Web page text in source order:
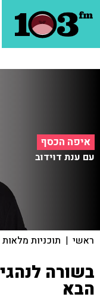
איפה הכסף
עם ענת דוידוב
ראשי | תוכניות מלאות
בשורה
הבא